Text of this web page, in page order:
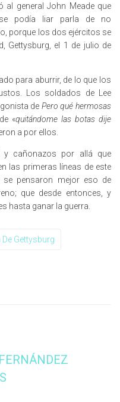
al general John Meade que
podía liar parla de no
porque los dos ejércitos se
Gettysburg, el 1 de julio de
para aburrir, de lo que los
Los soldados de Lee
de Pero qué hermosas
«quitándome las botas dije
a por ellos.
cañonazos por allá que
las primeras líneas de este
se pensaron mejor eso de
que desde entonces, y
hasta ganar la guerra.
De Gettysburg